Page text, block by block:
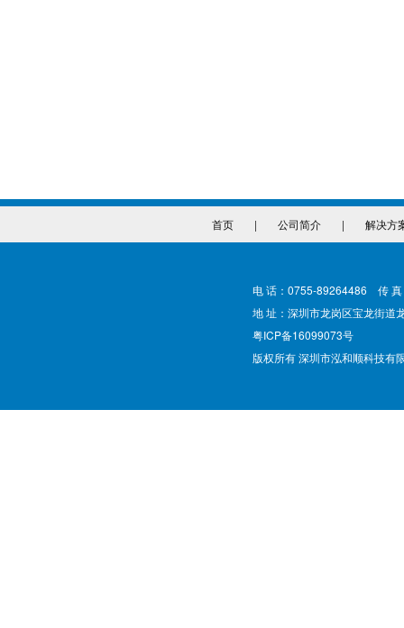
首页 | 公司简介 | 解决方
电 话：0755-89264486 传
地 址：深圳市龙岗区宝龙街道
粤ICP备16099073号
版权所有 深圳市泓和顺科技有